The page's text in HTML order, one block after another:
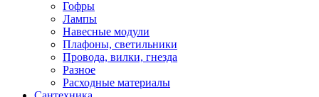
Гофры
Лампы
Навесные модули
Плафоны, светильники
Провода, вилки, гнезда
Разное
Расходные материалы